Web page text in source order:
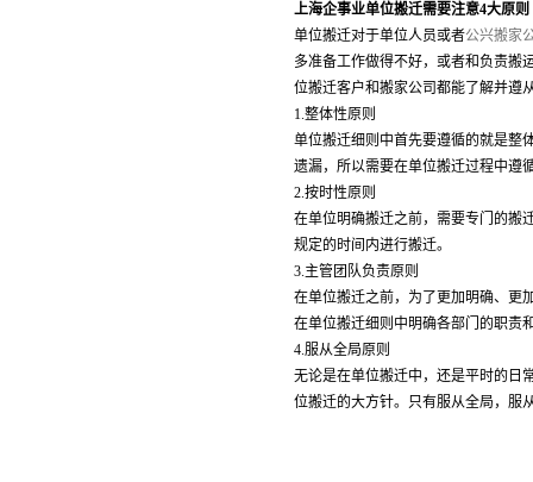
上海企事业单位搬迁需要注意4大原则
单位搬迁对于单位人员或者公兴搬家
多准备工作做得不好，或者和负责搬
位搬迁客户和搬家公司都能了解并遵
1.整体性原则
单位搬迁细则中首先要遵循的就是整
遗漏，所以需要在单位搬迁过程中遵
2.按时性原则
在单位明确搬迁之前，需要专门的搬
规定的时间内进行搬迁。
3.主管团队负责原则
在单位搬迁之前，为了更加明确、更
在单位搬迁细则中明确各部门的职责
4.服从全局原则
无论是在单位搬迁中，还是平时的日
位搬迁的大方针。只有服从全局，服